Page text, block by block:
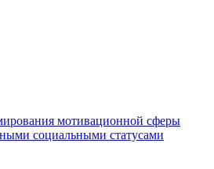
мотивационной сферы
социальными статусами